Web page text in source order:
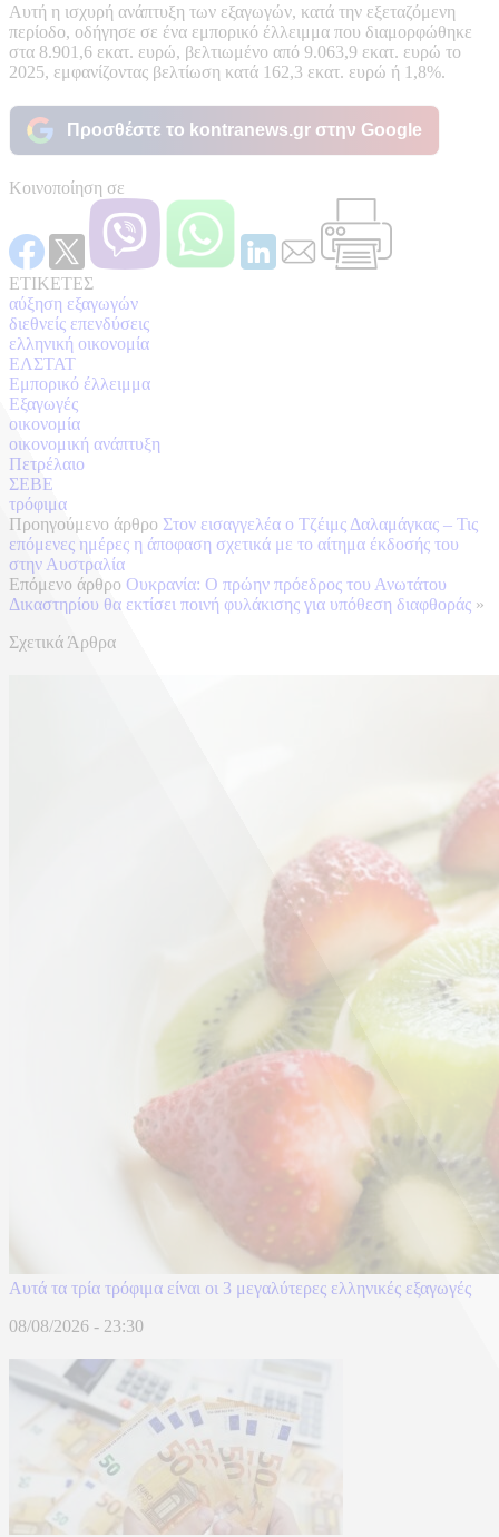
Αυτή η ισχυρή ανάπτυξη των εξαγωγών, κατά την εξεταζόμενη
περίοδο, οδήγησε σε ένα εμπορικό έλλειμμα που διαμορφώθηκε
στα 8.901,6 εκατ. ευρώ, βελτιωμένο από 9.063,9 εκατ. ευρώ το
2025, εμφανίζοντας βελτίωση κατά 162,3 εκατ. ευρώ ή 1,8%.
Προσθέστε το kontranews.gr στην Google
Κοινοποίηση σε
ΕΤΙΚΕΤΕΣ
αύξηση εξαγωγών
διεθνείς επενδύσεις
ελληνική οικονομία
ΕΛΣΤΑΤ
Εμπορικό έλλειμμα
Εξαγωγές
οικονομία
οικονομική ανάπτυξη
Πετρέλαιο
ΣΕΒΕ
τρόφιμα
Προηγούμενο άρθρο Στον εισαγγελέα ο Τζέιμς Δαλαμάγκας – Τις
επόμενες ημέρες η άποφαση σχετικά με το αίτημα έκδοσής του
στην Αυστραλία
Επόμενο άρθρο Ουκρανία: Ο πρώην πρόεδρος του Ανωτάτου
Δικαστηρίου θα εκτίσει ποινή φυλάκισης για υπόθεση διαφθοράς »
Σχετικά Άρθρα
Αυτά τα τρία τρόφιμα είναι οι 3 μεγαλύτερες ελληνικές εξαγωγές
08/08/2026 - 23:30